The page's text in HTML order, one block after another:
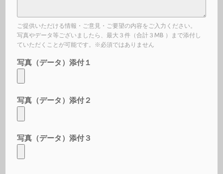
ご提供いただける情報・ご意見・ご要望の内容をご入力ください。
写真やデータ等ございましたら、最大３件（合計３MB ）まで添付し
ていただくことが可能です。※必須ではありません
写真（データ）添付１
写真（データ）添付２
写真（データ）添付３